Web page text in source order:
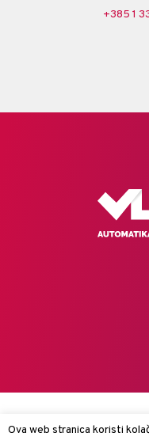
+385 1
Ova web stranica koristi